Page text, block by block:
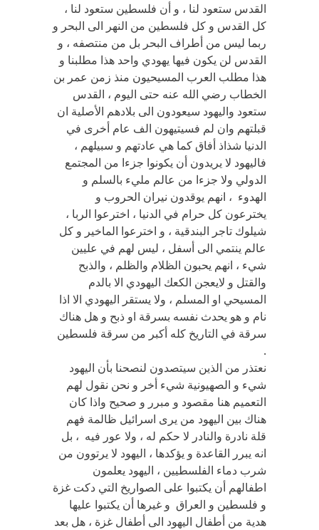
القدس ستعود لنا ، و أن فلسطين ستعود لنا ،
كل القدس و كل فلسطين من النهر الى البحر و
ربما ليس من أطراف البحر بل من منتصفه ، و
القدس لن يكون فيها يهودي واحد هذا مطلبنا و
هذا مطلب العرب المسيحيون منذ زمن عمر بن
الخطاب رضي الله عنه حتى اليوم ، القدس
ستعود واليهود سيعودون الى بلادهم الأصلية ان
قبلتهم وان لم فسيتيهون الف عام أخرى في
الدنيا شذاذ أفاق كما هي عادتهم و سبيلهم ،
فاليهود لا يريدون أن يكونوا جزءا من المجتمع
الدولي ولا جزءا من عالم مليء بالسلم و
الهدوء ، انهم يوقدون نيران الحروب و
يخترعون كل حرام في الدنيا ، اخترعوا الربا ،
شيلوك تاجر البندقية ، و اخترعوا الماخير و كل
عالم ينتمي الى أسفل ، ليس لهم في عليين
شيء ، انهم يحبون الظلام والظلم ، والذبح
والقتل و لايعجن الكعك اليهودي الا بالدم
المسيحي او المسلم ، ولا يستقر اليهودي الا اذا
نام و هو يحدث نفسه بسرقة او ذبح و هل هناك
سرقة في التاريخ كله أكبر من سرقة فلسطين
.
نعتذر من الذين سيتصدون لنصحنا بأن اليهود
شيء و الصهيونية شيء أخر و نحن نقول لهم
التعميم هنا مقصود و مبرر و صحيح واذا كان
هناك بين اليهود من يرى اسرائيل ظالمة فهم
قلة نادرة والنادر لا حكم له ، ولا عور فيه ، بل
انه يبرر القاعدة و يؤكدها ، اليهود لا يرتوون من
شرب دماء الفلسطيين ، اليهود يعلمون
اطفالهم أن يكتبوا على الصواريخ التي دكت غزة
و فلسطين و العراق و غيرها أن يكتبوا عليها
هدية من أطفال اليهود الى أطفال غزة ، هل بعد